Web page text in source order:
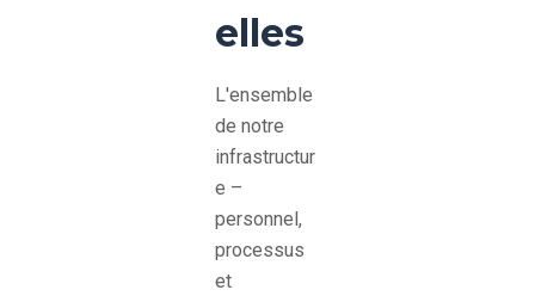
elles
L'ensemble
de notre
infrastructur
e –
personnel,
processus
et